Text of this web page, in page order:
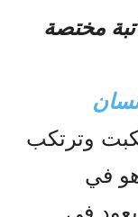
مختصة
وترتکب
هو في